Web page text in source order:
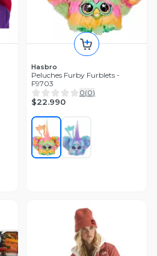
Hasbro
Peluches Furby Furblets -
F9703
0(0)
$22.990